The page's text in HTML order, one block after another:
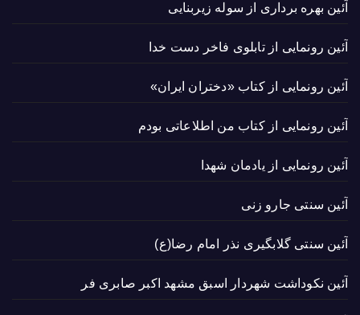
آئین بهره برداری از سوله زیربنایی
آئین رونمایی از تابلوی فاخر دست خدا
آئین رونمایی از کتاب «دختران ایران»
آئین رونمایی از کتاب من اطلاعاتی بودم
آئین رونمایی از یادمان شهدا
آئین سنتی جارو زنی
آئین سنتی گلابگیری نذر امام رضا(ع)
آئین نکوداشت شهردار اسبق مشهد اکبر صابری فر